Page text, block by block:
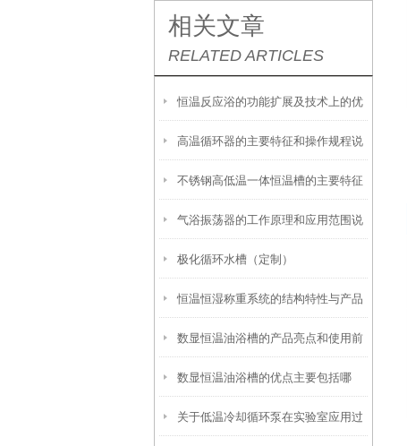
相关文章
RELATED ARTICLES
恒温反应浴的功能扩展及技术上的优
势
高温循环器的主要特征和操作规程说
明
不锈钢高低温一体恒温槽的主要特征
和使用要点说明
气浴振荡器的工作原理和应用范围说
明
极化循环水槽（定制）
恒温恒湿称重系统的结构特性与产品
功能配置
数显恒温油浴槽的产品亮点和使用前
安全须知
数显恒温油浴槽的优点主要包括哪
些？
关于低温冷却循环泵在实验室应用过